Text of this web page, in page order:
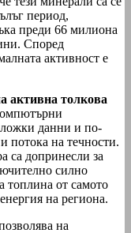
период,
преди 66 милиона
Според
активност е
активна толкова
данни и по-
потока на течности.
са допринесли за
силно
топлина от самото
на региона.
на